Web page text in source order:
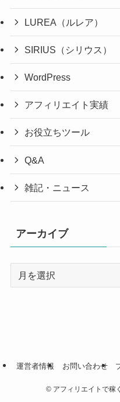
LUREA（ルレア）
SIRIUS（シリウス）
WordPress
アフィリエイト実績
お役立ちツール
Q&A
雑記・ニュース
アーカイブ
運営者情報 お問い合わせ
©アフィリエイトで稼